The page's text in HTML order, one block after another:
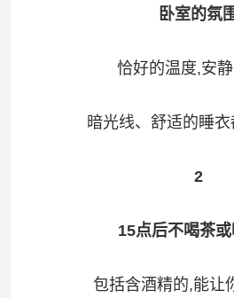
卧室的氛
恰好的温度,安
暗光线、舒适的睡
2
15点后不喝茶
包括含酒精的,能让